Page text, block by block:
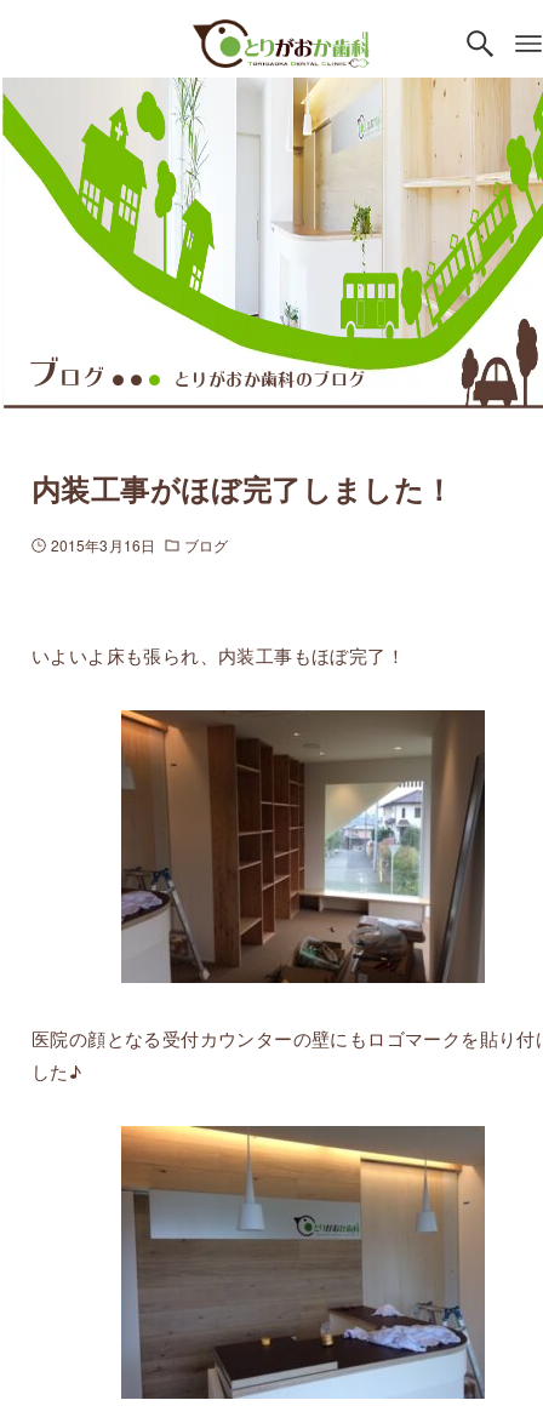
ブログ ●● ● とりがおか歯科のブログ
内装工事がほぼ完了しました！
2015年3月16日 ブログ
いよいよ床も張られ、内装工事もほぼ完了！
医院の顔となる受付カウンターの壁にもロゴマークを貼り付
した♪